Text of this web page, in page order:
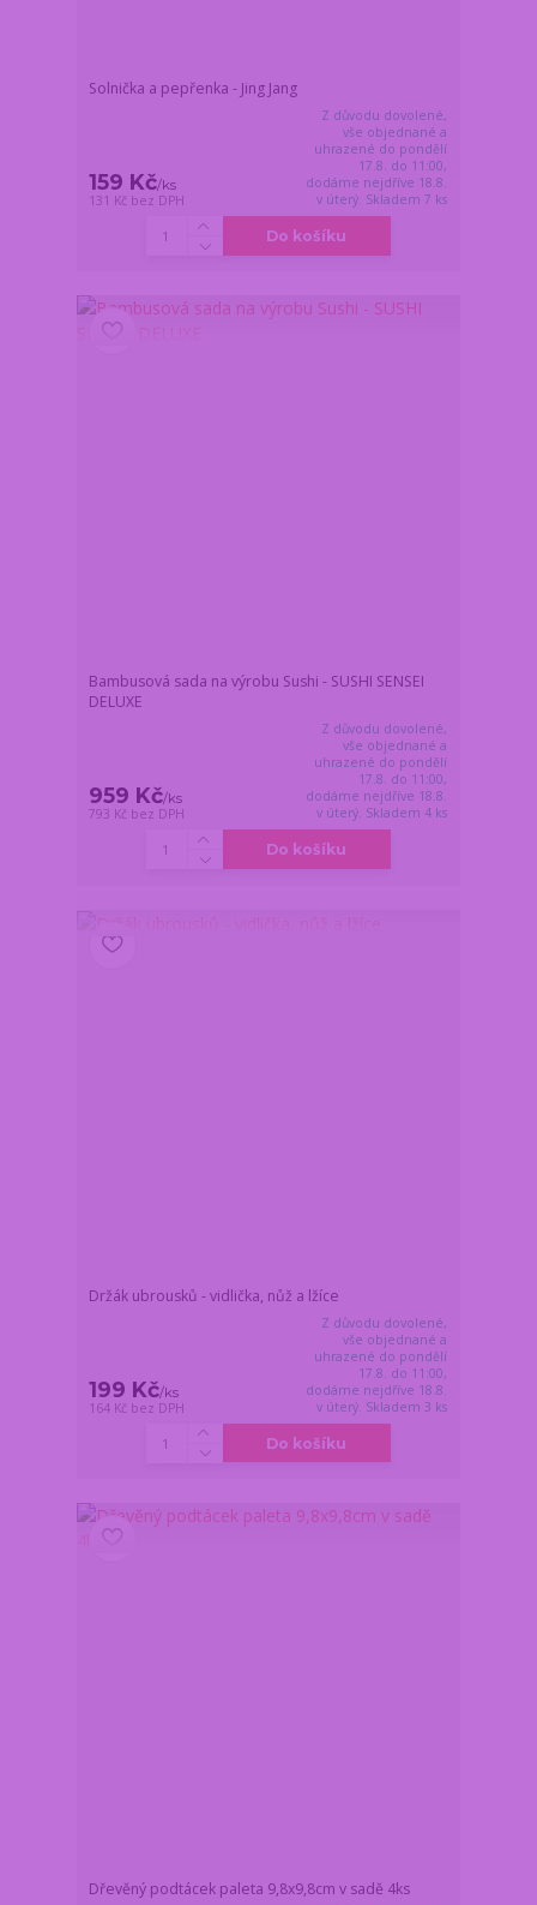
Solnička a pepřenka - Jing Jang
159 Kč/ks
131 Kč bez DPH
Z důvodu dovolené,
vše objednané a
uhrazené do pondělí
17.8. do 11:00,
dodáme nejdříve 18.8.
v úterý. Skladem 7 ks
Do košíku
Bambusová sada na výrobu Sushi - SUSHI SENSEI
DELUXE
959 Kč/ks
793 Kč bez DPH
Z důvodu dovolené,
vše objednané a
uhrazené do pondělí
17.8. do 11:00,
dodáme nejdříve 18.8.
v úterý. Skladem 4 ks
Do košíku
Držák ubrousků - vidlička, nůž a lžíce
199 Kč/ks
164 Kč bez DPH
Z důvodu dovolené,
vše objednané a
uhrazené do pondělí
17.8. do 11:00,
dodáme nejdříve 18.8.
v úterý. Skladem 3 ks
Do košíku
Dřevěný podtácek paleta 9,8x9,8cm v sadě 4ks